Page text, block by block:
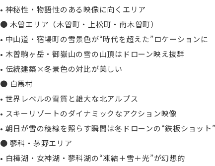
• 神秘性・物語性のある映像に向くエリア
● 木曽エリア（木曽町・上松町・南木曽町）
• 中山道・宿場町の雪景色が“時代を超えた”ロケーションに
• 木曽駒ヶ岳・御嶽山の雪の山頂はドローン映え抜群
• 伝統建築×冬景色の対比が美しい
● 白馬村
• 世界レベルの雪質と雄大な北アルプス
• スキーリゾートのダイナミックなアクション映像
• 朝日が雪の稜線を照らす瞬間は冬ドローンの“鉄板ショット”
● 蓼科・茅野エリア
• 白樺湖・女神湖・蓼科湖の“凍結＋雪＋光”が幻想的